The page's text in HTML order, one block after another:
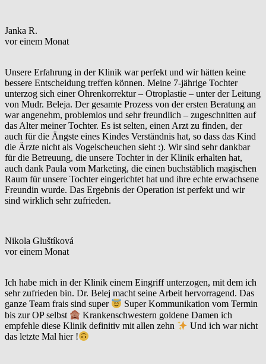
Janka R.
vor einem Monat
Unsere Erfahrung in der Klinik war perfekt und wir hätten keine
bessere Entscheidung treffen können. Meine 7-jährige Tochter
unterzog sich einer Ohrenkorrektur – Otroplastie – unter der Leitung
von Mudr. Beleja. Der gesamte Prozess von der ersten Beratung an
war angenehm, problemlos und sehr freundlich – zugeschnitten auf
das Alter meiner Tochter. Es ist selten, einen Arzt zu finden, der
auch für die Ängste eines Kindes Verständnis hat, so dass das Kind
die Ärzte nicht als Vogelscheuchen sieht :). Wir sind sehr dankbar
für die Betreuung, die unsere Tochter in der Klinik erhalten hat,
auch dank Paula vom Marketing, die einen buchstäblich magischen
Raum für unsere Tochter eingerichtet hat und ihre echte erwachsene
Freundin wurde. Das Ergebnis der Operation ist perfekt und wir
sind wirklich sehr zufrieden.
Nikola Gluštíková
vor einem Monat
Ich habe mich in der Klinik einem Eingriff unterzogen, mit dem ich
sehr zufrieden bin. Dr. Belej macht seine Arbeit hervorragend. Das
ganze Team frais sind super
Super Kommunikation vom Termin
bis zur OP selbst
Krankenschwestern goldene Damen ich
empfehle diese Klinik definitiv mit allen zehn
Und ich war nicht
das letzte Mal hier !